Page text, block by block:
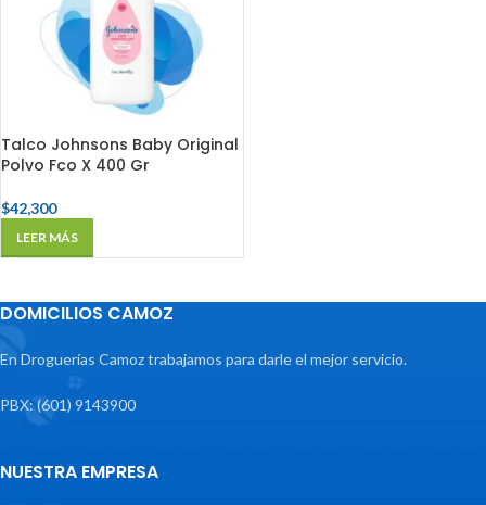
Talco Johnsons Baby Original
Polvo Fco X 400 Gr
$42,300
LEER MÁS
DOMICILIOS CAMOZ
En Droguerías Camoz trabajamos para darle el mejor servicio.
PBX: (601) 9143900
NUESTRA EMPRESA